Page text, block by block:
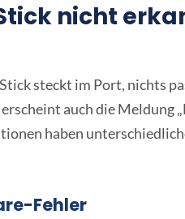
nicht
steckt im Port, nichts
auch die Meldung
haben
Fehler